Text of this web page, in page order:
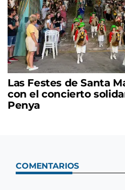
Las Festes de Santa
con el concierto
Penya
COMENTARIOS